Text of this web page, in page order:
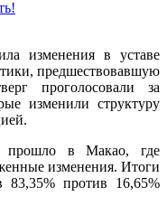
изменения в уставе
предшествовавшую
проголосовали за
изменили структуру
прошло в Макао, где
изменения. Итоги
83,35% против 16,65%